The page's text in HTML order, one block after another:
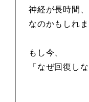
神経が長時間
なのかもしれま
もし今、
「なぜ回復し